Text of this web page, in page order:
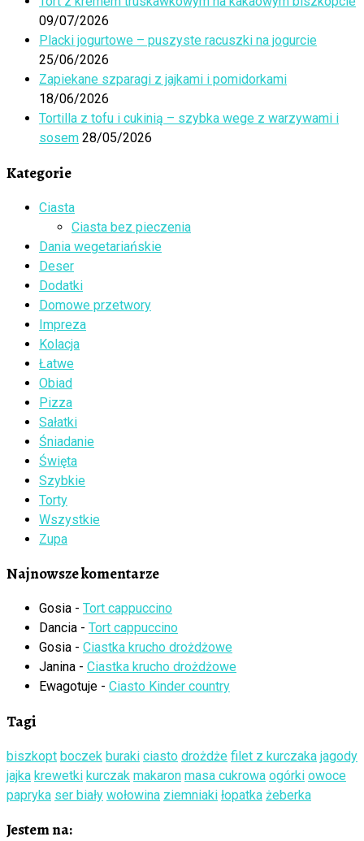
09/07/2026
Placki jogurtowe – puszyste racuszki na jogurcie
25/06/2026
Zapiekane szparagi z jajkami i pomidorkami
18/06/2026
Tortilla z tofu i cukinią – szybka wege z warzywami i
sosem 28/05/2026
Kategorie
Ciasta
Ciasta bez pieczenia
Dania wegetariańskie
Deser
Dodatki
Domowe przetwory
Impreza
Kolacja
Łatwe
Obiad
Pizza
Sałatki
Śniadanie
Święta
Szybkie
Torty
Wszystkie
Zupa
Najnowsze komentarze
Gosia - Tort cappuccino
Dancia - Tort cappuccino
Gosia - Ciastka krucho drożdżowe
Janina - Ciastka krucho drożdżowe
Ewagotuje - Ciasto Kinder country
Tagi
biszkopt boczek buraki ciasto drożdże filet z kurczaka jagody
jajka krewetki kurczak makaron masa cukrowa ogórki owoce
papryka ser biały wołowina ziemniaki łopatka żeberka
Jestem na: